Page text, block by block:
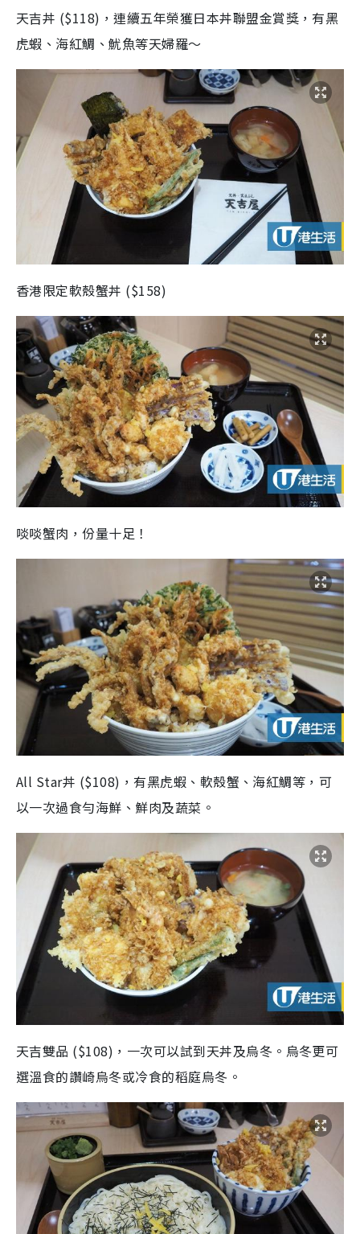
天吉丼 ($118)，連續五年榮獲日本丼聯盟金賞獎，有黑
虎蝦、海紅鯛、魷魚等天婦羅～
香港限定軟殼蟹丼 ($158)
啖啖蟹肉，份量十足！
All Star丼 ($108)，有黑虎蝦、軟殼蟹、海紅鯛等，可
以一次過食勻海鮮、鮮肉及蔬菜。
天吉雙品 ($108)，一次可以試到天丼及烏冬。烏冬更可
選溫食的讚崎烏冬或冷食的稻庭烏冬。